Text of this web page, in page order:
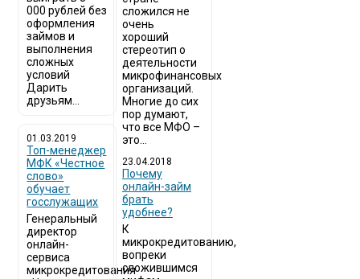
000 рублей без
оформления
займов и
выполнения
сложных
условий
Дарить
друзьям...
01.03.2019
Топ-менеджер
МФК «Честное
слово»
обучает
госслужащих
Генеральный
директор
онлайн-
сервиса
микрокредитования
сложился не
очень
хороший
стереотип о
деятельности
микрофинансовых
организаций.
Многие до сих
пор думают,
что все МФО –
это...
23.04.2018
Почему
онлайн-займ
брать
удобнее?
К
микрокредитованию,
вопреки
сложившимся